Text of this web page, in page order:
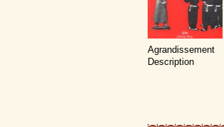
Agrandissement
Description